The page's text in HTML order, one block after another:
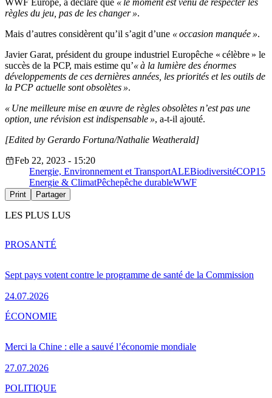
WWF Europe, a déclaré que « le moment est venu de respecter les
règles du jeu, pas de les changer ».
Mais d’autres considèrent qu’il s’agit d’une « occasion manquée ».
Javier Garat, président du groupe industriel Europêche « célèbre » le
succès de la PCP, mais estime qu’« à la lumière des énormes
développements de ces dernières années, les priorités et les outils de
la PCP actuelle sont obsolètes ».
« Une meilleure mise en œuvre de règles obsolètes n’est pas une
option, une révision est indispensable », a-t-il ajouté.
[Edited by Gerardo Fortuna/Nathalie Weatherald]
Feb 22, 2023 - 15:20
Energie, Environnement et TransportALEBiodiversitéCOP15
Energie & ClimatPêchepêche durableWWF
Print Partager
LES PLUS LUS
Sept pays votent contre le programme de santé de la Commission
24.07.2026
PROSANTÉ
Merci la Chine : elle a sauvé l’économie mondiale
27.07.2026
ÉCONOMIE
POLITIQUE